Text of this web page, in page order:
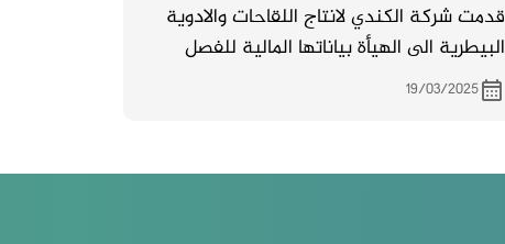
قدمت شركة الكندي لانتاج اللقاحات والادوية
البيطرية الى الهيأة بياناتها المالية للفصل
الرابع لسنة 2024
19/03/2025